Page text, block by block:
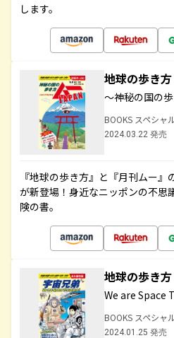
します。
地球の歩き
～神秘の国の
BOOKS スペシャ
2024.03.22 発売
『地球の歩き方』と『月刊ムー
が新登場！身近なニッポンの不思
険の書。
地球の歩き
We are Space
BOOKS スペシャ
2024.01.25 発売